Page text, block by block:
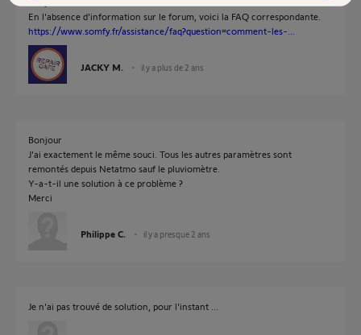
En l'absence d'information sur le forum, voici la FAQ correspondante.
https://www.somfy.fr/assistance/faq?question=comment-les-...
JACKY M. il y a plus de 2 ans
Bonjour
J'ai exactement le même souci. Tous les autres paramètres sont
remontés depuis Netatmo sauf le pluviomètre.
Y-a-t-il une solution à ce problème ?
Merci
Philippe C. il y a presque 2 ans
Je n'ai pas trouvé de solution, pour l'instant ...